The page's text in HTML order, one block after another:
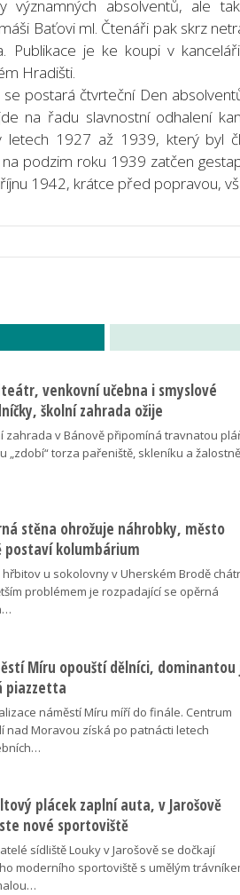
významných absolventů, ale
Baťovi ml. Čtenáři pak skrz
Publikace je ke koupi v
Hradišti.
postará čtvrteční Den
na řadu slavnostní odhalení
letech 1927 až 1939, který byl
podzim roku 1939 zatčen
1942, krátce před popravou,
venkovní učebna i smyslové
školní zahrada ožije
zahrada v Bánově připomíná travnatou
„zdobí“ torza pařeniště, skleníku a
stěna ohrožuje náhrobky, město
postaví kolumbárium
hřbitov u sokolovny v Uherském Brodě
problémem je rozpadající se opěrná
Míru opouští dělníci, dominantou
piazzetta
náměstí Míru míří do finále. Centrum
nad Moravou získá po patnácti letech
plácek zaplní auta, v Jarošově
nové sportoviště
sídliště Louky v Jarošově se dočkají
moderního sportoviště s umělým